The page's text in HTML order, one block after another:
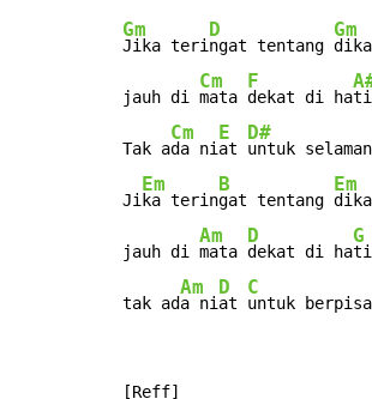
Gm
Jika teri
D
ngat tentang
Gm
jauh di
Cm
mata
F
dekat di ha
Tak a
Cm
da ni
E
at
D#
untuk
Ji
Em
ka terin
B
gat tentang
Em
jauh di
Am
mata
D
dekat di ha
G
ti
tak ad
Am
a ni
D
at
C
untuk